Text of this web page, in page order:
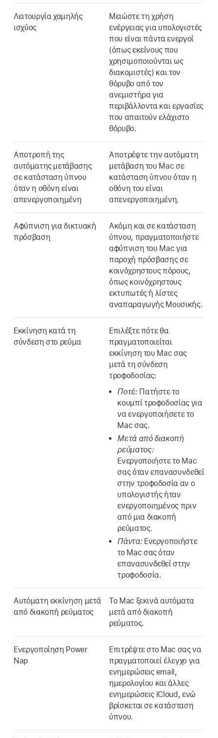
Λειτουργία χαμηλής
ισχύος
Μειώστε τη χρήση
ενέργειας για υπολογιστές
που είναι πάντα ενεργοί
(όπως εκείνους που
χρησιμοποιούνται ως
διακομιστές) και τον
θόρυβο από τον
ανεμιστήρα για
περιβάλλοντα και εργασίες
που απαιτούν ελάχιστο
θόρυβο.
Αποτροπή της
αυτόματης μετάβασης
σε κατάσταση ύπνου
όταν η οθόνη είναι
απενεργοποιημένη
Αποτρέψτε την αυτόματη
μετάβαση του Mac σε
κατάσταση ύπνου όταν η
οθόνη του είναι
απενεργοποιημένη.
Αφύπνιση για δικτυακή
πρόσβαση
Ακόμη και σε κατάσταση
ύπνου, πραγματοποιήστε
αφύπνιση του Mac για
παροχή πρόσβασης σε
κοινόχρηστους πόρους,
όπως κοινόχρηστους
εκτυπωτές ή λίστες
αναπαραγωγής Μουσικής.
Εκκίνηση κατά τη
σύνδεση στο ρεύμα
Επιλέξτε πότε θα
πραγματοποιείται
εκκίνηση του Mac σας
μετά τη σύνδεση
τροφοδοσίας:
Ποτέ: Πατήστε το
κουμπί τροφοδοσίας για
να ενεργοποιήσετε το
Mac σας.
Μετά από διακοπή
ρεύματος:
Ενεργοποιήστε το Mac
σας όταν επανασυνδεθεί
στην τροφοδοσία αν ο
υπολογιστής ήταν
ενεργοποιημένος πριν
από μια διακοπή
ρεύματος.
Πάντα: Ενεργοποιήστε
το Mac σας όταν
επανασυνδεθεί στην
τροφοδοσία.
Αυτόματη εκκίνηση μετά
από διακοπή ρεύματος
Το Mac ξεκινά αυτόματα
μετά από διακοπή
ρεύματος.
Ενεργοποίηση Power
Nap
Επιτρέψτε στο Mac σας να
πραγματοποιεί έλεγχο για
ενημερώσεις email,
ημερολογίου και άλλες
ενημερώσεις iCloud, ενώ
βρίσκεται σε κατάσταση
ύπνου.